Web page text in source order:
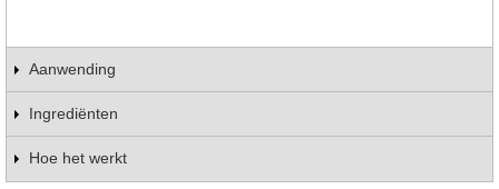
Aanwending
Ingrediënten
Hoe het werkt